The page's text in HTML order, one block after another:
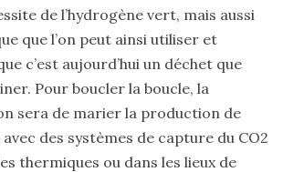
de l’hydrogène vert, mais aussi
que l’on peut ainsi utiliser et
c’est aujourd’hui un déchet que
Pour boucler la boucle, la
sera de marier la production de
des systèmes de capture du CO2
thermiques ou dans les lieux de